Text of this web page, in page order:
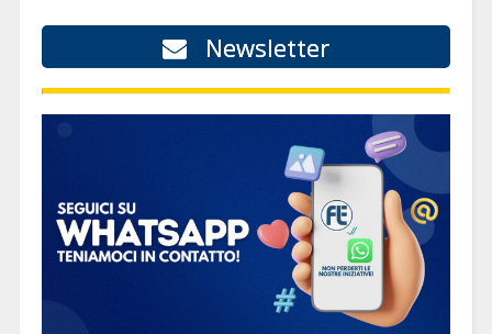
Newsletter